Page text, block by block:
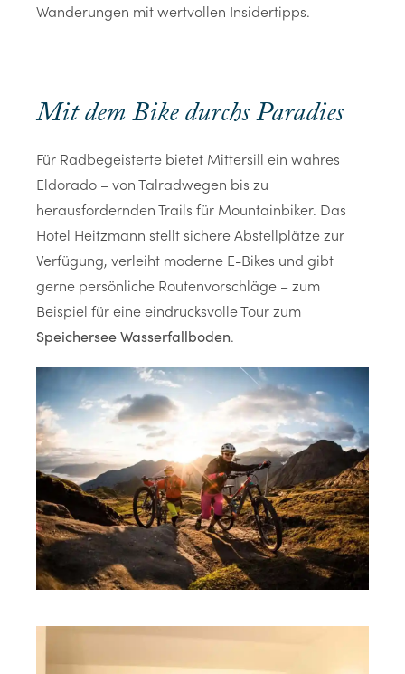
Wanderungen mit wertvollen Insidertipps.
Mit dem Bike durchs Paradies
Für Radbegeisterte bietet Mittersill ein wahres
Eldorado – von Talradwegen bis zu
herausfordernden Trails für Mountainbiker. Das
Hotel Heitzmann stellt sichere Abstellplätze zur
Verfügung, verleiht moderne E-Bikes und gibt
gerne persönliche Routenvorschläge – zum
Beispiel für eine eindrucksvolle Tour zum
Speichersee Wasserfallboden.